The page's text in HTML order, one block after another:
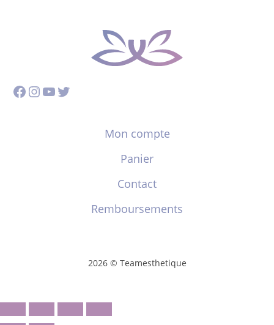
Facebook
Instagram
YouTube
Twitter
Mon compte
Panier
Contact
Remboursements
2026 © Teamesthetique